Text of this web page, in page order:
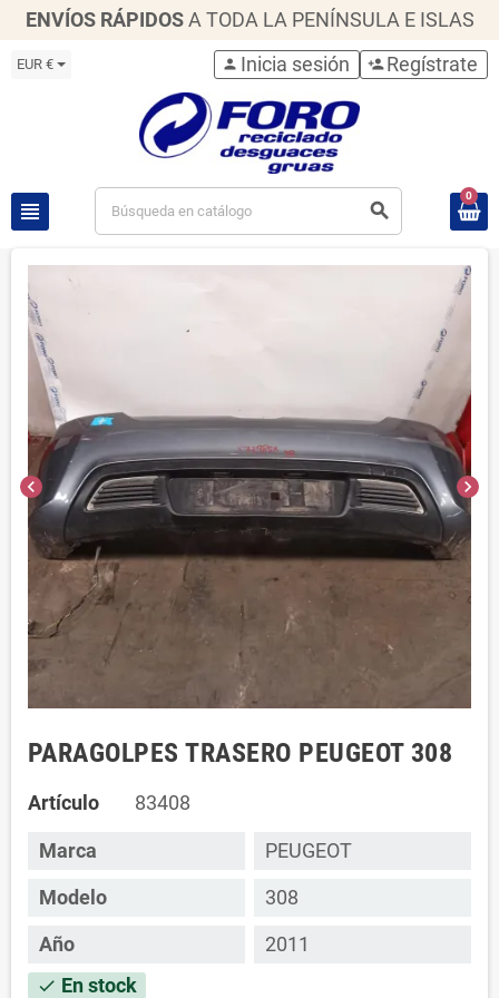
ENVÍOS RÁPIDOS A TODA LA PENÍNSULA E ISLAS
EUR €
view_headline search
person Inicia sesión person_add Regístrate
0
chevron_left chevron_right
PARAGOLPES TRASERO PEUGEOT 308
Artículo 83408
Marca
PEUGEOT
Modelo
308
Año
2011
check En stock